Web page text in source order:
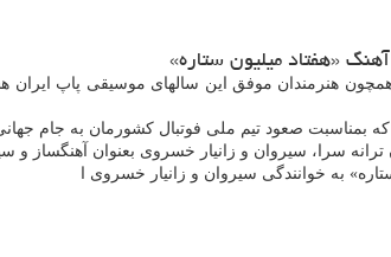
«هفتاد میلیون ستاره»
هنرمندان موفق این سالهای موسیقی پاپ
سرا، سیروان و زانیار خسروی بعنوان آهنگساز
به خوانندگی سیروان و زانیار خسروی ا